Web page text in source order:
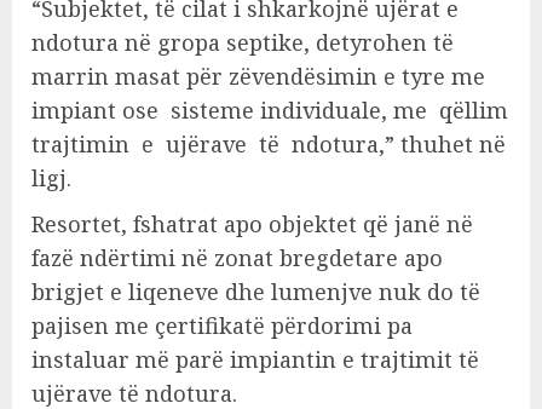
“Subjektet, të cilat i shkarkojnë ujërat e
ndotura në gropa septike, detyrohen të
marrin masat për zëvendësimin e tyre me
impiant ose sisteme individuale, me qëllim
trajtimin e ujërave të ndotura,” thuhet në
ligj.
Resortet, fshatrat apo objektet që janë në
fazë ndërtimi në zonat bregdetare apo
brigjet e liqeneve dhe lumenjve nuk do të
pajisen me çertifikatë përdorimi pa
instaluar më parë impiantin e trajtimit të
ujërave të ndotura.